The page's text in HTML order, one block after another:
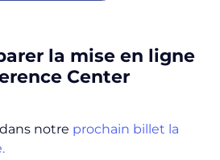
la mise en ligne
Center
notre prochain billet la